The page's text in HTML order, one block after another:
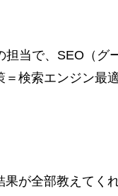
当で、SEO（グ
検索エンジン最
が全部教えてく